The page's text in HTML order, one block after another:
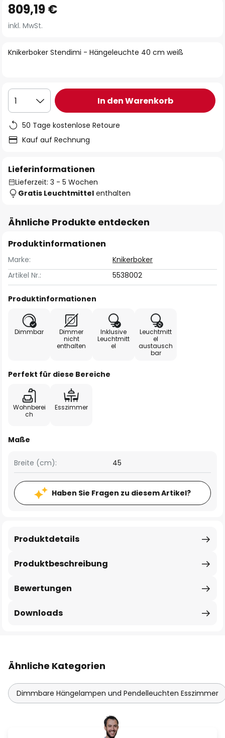
Anfang
der
springen
Knikerboker Stendimi - Hängeleuchte 40 cm weiß
809,19 €
inkl. MwSt.
1 In den Warenkorb
50 Tage kostenlose Retoure
Kauf auf Rechnung
Lieferinformationen
Lieferzeit: 3 - 5 Wochen
Gratis Leuchtmittel enthalten
Ähnliche Produkte entdecken
Produktinformationen
Marke:
Knikerboker
Artikel Nr.:
5538002
Produktinformationen
Dimmbar
Dimmer
nicht
enthalten
Inklusive
Leuchtmitt
el
Leuchtmitt
el
austausch
bar
Perfekt für diese Bereiche
Wohnberei
ch
Esszimmer
Maße
Breite (cm): 45
Haben Sie Fragen zu diesem Artikel?
Produktbeschreibung
Produktdetails
Bewertungen
Downloads
Ähnliche Kategorien
Dimmbare Hängelampen und Pendelleuchten Esszimmer